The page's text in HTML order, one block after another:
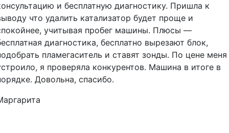
и бесплатную диагностику. Пришла к
что удалить катализатор будет проще и
учитывая пробег машины. Плюсы —
диагностика, бесплатно вырезают блок,
пламегаситель и ставят зонды. По цене меня
я проверяла конкурентов. Машина в итоге в
Довольна, спасибо.